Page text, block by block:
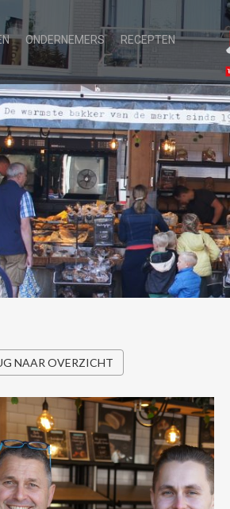
ONDERNEMERS RECEPTEN
NAAR OVERZICHT